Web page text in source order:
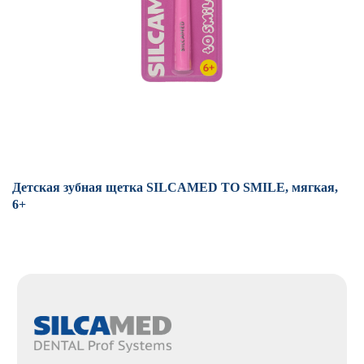
Детская зубная щетка SILCAMED TO SMILE, мягкая,
6+